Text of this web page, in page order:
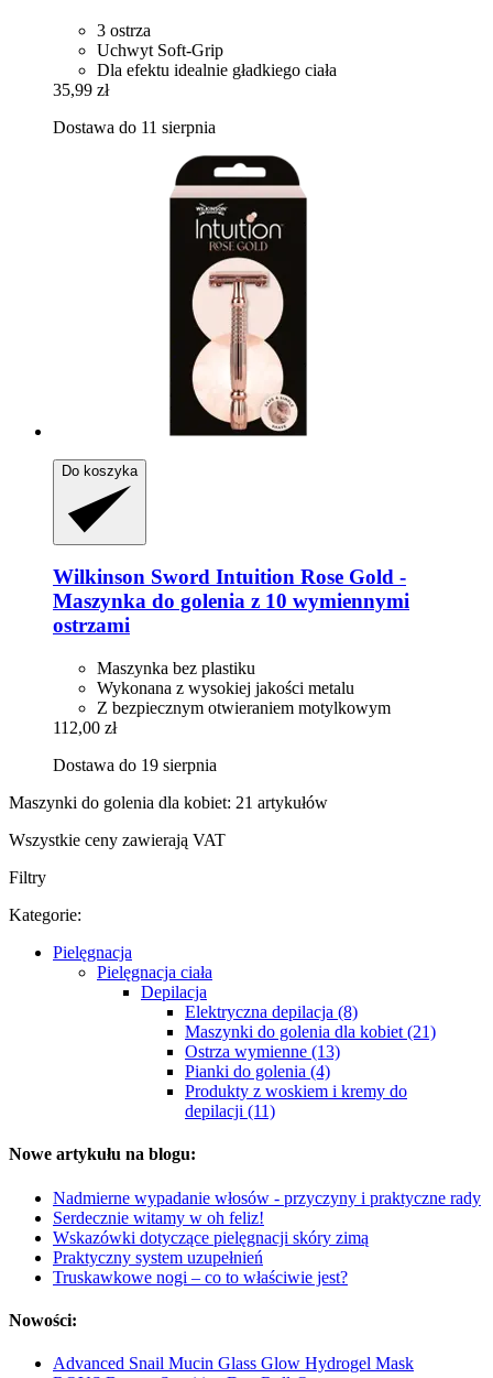
3 ostrza
Uchwyt Soft-Grip
Dla efektu idealnie gładkiego ciała
35,99 zł
Dostawa do 11 sierpnia
Do koszyka
Wilkinson Sword Intuition Rose Gold -​
Maszynka do golenia z 10 wymiennymi
ostrzami
Maszynka bez plastiku
Wykonana z wysokiej jakości metalu
Z bezpiecznym otwieraniem motylkowym
112,00 zł
Dostawa do 19 sierpnia
Maszynki do golenia dla kobiet: 21 artykułów
Wszystkie ceny zawierają VAT
Filtry
Kategorie:
Pielęgnacja
Pielęgnacja ciała
Depilacja
Elektryczna depilacja (8)
Maszynki do golenia dla kobiet (21)
Ostrza wymienne (13)
Pianki do golenia (4)
Produkty z woskiem i kremy do
depilacji (11)
Nowe artykułu na blogu:
Nadmierne wypadanie włosów - przyczyny i praktyczne rady
Serdecznie witamy w oh feliz!
Wskazówki dotyczące pielęgnacji skóry zimą
Praktyczny system uzupełnień
Truskawkowe nogi – co to właściwie jest?
Nowości:
Advanced Snail Mucin Glass Glow Hydrogel Mask